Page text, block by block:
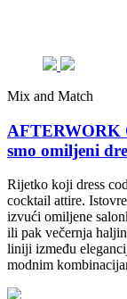
Mix and Match
AFTERWORK
smo omiljeni
Rijetko koji dress
cocktail attire.
izvući omiljene
ili pak večernja
liniji između
modnim